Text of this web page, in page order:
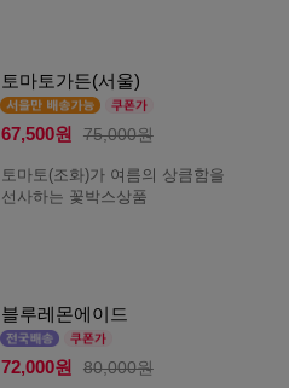
토마토가든(서울)
67,500원 75,000원
토마토(조화)가 여름의 상큼함을
선사하는 꽃박스상품
블루레몬에이드
72,000원 80,000원